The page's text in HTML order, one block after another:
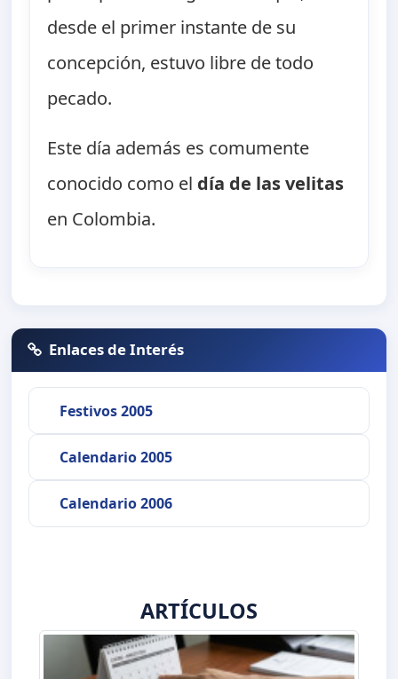
desde el primer instante de su
concepción, estuvo libre de todo
pecado.
Este día además es comumente
conocido como el día de las velitas
en Colombia.
Enlaces de Interés
Festivos 2005
Calendario 2005
Calendario 2006
ARTÍCULOS